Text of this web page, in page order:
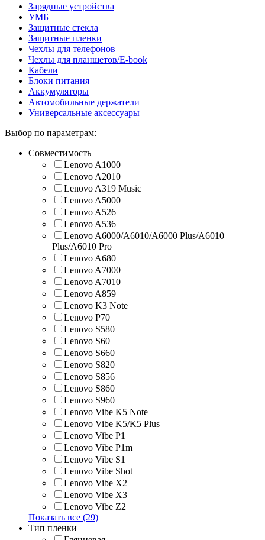
Зарядные устройства
УМБ
Защитные стекла
Защитные пленки
Чехлы для телефонов
Чехлы для планшетов/E-book
Кабели
Блоки питания
Аккумуляторы
Автомобильные держатели
Универсальные аксессуары
Выбор по параметрам:
Совместимость
Lenovo A1000
Lenovo A2010
Lenovo A319 Music
Lenovo A5000
Lenovo A526
Lenovo A536
Lenovo A6000/A6010/A6000 Plus/A6010
Plus/A6010 Pro
Lenovo A680
Lenovo A7000
Lenovo A7010
Lenovo A859
Lenovo K3 Note
Lenovo P70
Lenovo S580
Lenovo S60
Lenovo S660
Lenovo S820
Lenovo S856
Lenovo S860
Lenovo S960
Lenovo Vibe K5 Note
Lenovo Vibe K5/K5 Plus
Lenovo Vibe P1
Lenovo Vibe P1m
Lenovo Vibe S1
Lenovo Vibe Shot
Lenovo Vibe X2
Lenovo Vibe X3
Lenovo Vibe Z2
Показать все (29)
Тип пленки